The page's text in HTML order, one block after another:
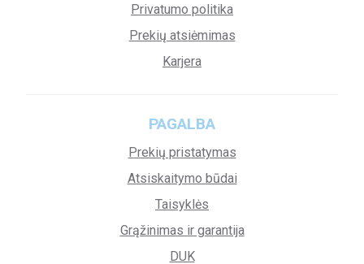
Privatumo politika
Prekių atsiėmimas
Karjera
PAGALBA
Prekių pristatymas
Atsiskaitymo būdai
Taisyklės
Grąžinimas ir garantija
DUK